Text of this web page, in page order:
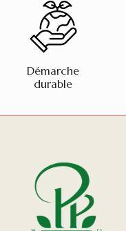
Démarche
durable